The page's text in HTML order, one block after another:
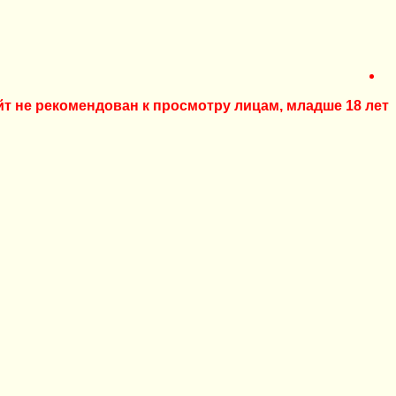
не рекомендован к просмотру лицам, младше 18 лет